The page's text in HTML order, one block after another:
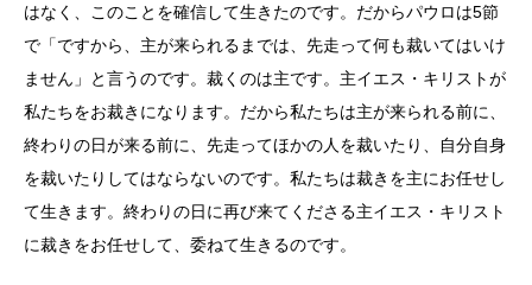
はなく、このことを確信して生きたのです。だからパウロは5節
で「ですから、主が来られるまでは、先走って何も裁いてはいけ
ません」と言うのです。裁くのは主です。主イエス・キリストが
私たちをお裁きになります。だから私たちは主が来られる前に、
終わりの日が来る前に、先走ってほかの人を裁いたり、自分自身
を裁いたりしてはならないのです。私たちは裁きを主にお任せし
て生きます。終わりの日に再び来てくださる主イエス・キリスト
に裁きをお任せして、委ねて生きるのです。